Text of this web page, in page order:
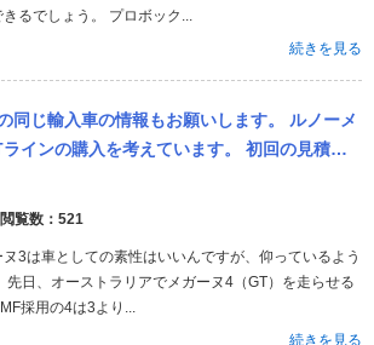
るでしょう。 プロボック...
続きを見る
同じ輸入車の情報もお願いします。 ルノーメ
インの購入を考えています。 初回の見積も
の約10%の値引きを提示してもらいま...
閲覧数： 521
ヌ3は車としての素性はいいんですが、仰っているよう
先日、オーストラリアでメガーヌ4（GT）を走らせる
採用の4は3より...
続きを見る